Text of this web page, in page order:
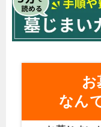
お
なん